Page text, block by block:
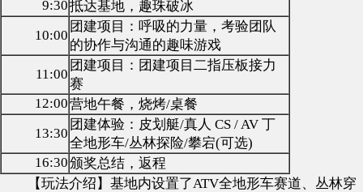
团建百科
趣味运动会
9:30抵达基地，趣珠破冰
10:00
团建项目：呼吸的力量，考验团队
的协作与沟通的趣味游戏
11:00
团建项目：团建项目二指压板接力
赛
12:00营地午餐，烧烤/桌餐
13:30
团建体验：皮划艇/真人 CS / AV 丁
全地形车/丛林探险/攀宕(可选)
16:30颁奖总结，返程
【玩法介绍】基地内设置了ATV全地形车赛道、丛林穿